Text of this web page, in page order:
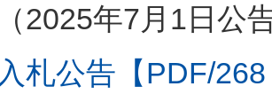
（2025年7月1日公
入札公告【PDF/